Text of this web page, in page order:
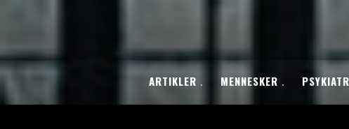
ARTIKLER MENNESKER